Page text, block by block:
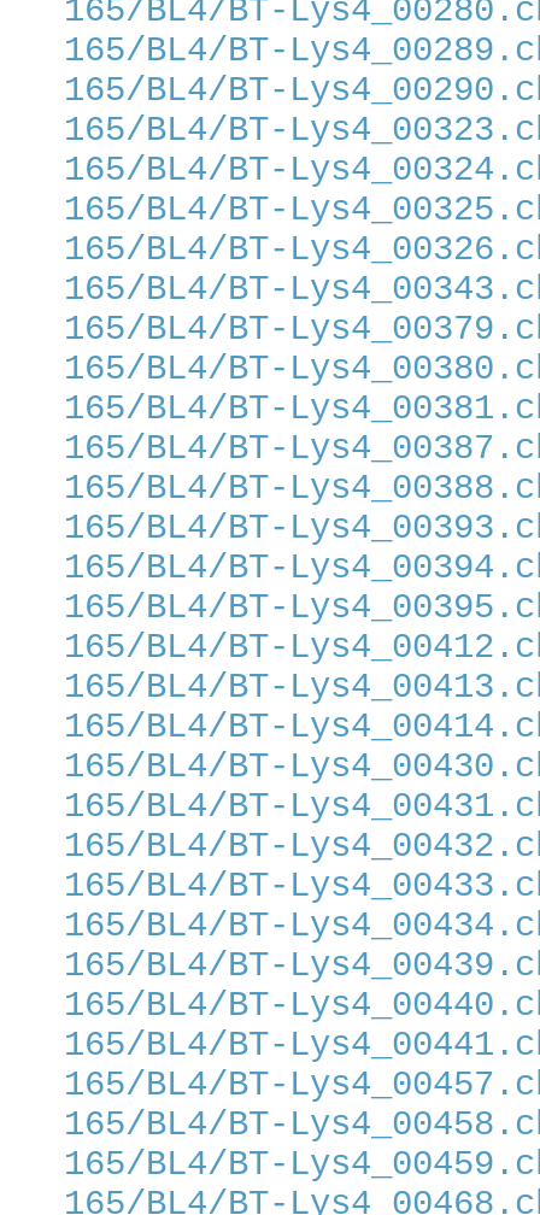
165/BL4/BT-
165/BL4/BT-
165/BL4/BT-
165/BL4/BT-
165/BL4/BT-
165/BL4/BT-
165/BL4/BT-
165/BL4/BT-
165/BL4/BT-
165/BL4/BT-
165/BL4/BT-
165/BL4/BT-
165/BL4/BT-
165/BL4/BT-
165/BL4/BT-
165/BL4/BT-
165/BL4/BT-
165/BL4/BT-
165/BL4/BT-
165/BL4/BT-
165/BL4/BT-
165/BL4/BT-
165/BL4/BT-
165/BL4/BT-
165/BL4/BT-
165/BL4/BT-
165/BL4/BT-
165/BL4/BT-
165/BL4/BT-
165/BL4/BT-
165/BL4/BT-